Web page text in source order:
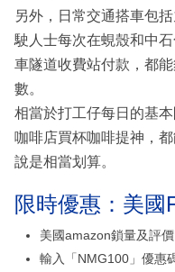
另外，日常交通搭車包
駛人士每次在蜆殼和中
車隧道收費站付款，都
數。
相當於打工仔每日的基
咖啡店買杯咖啡提神，
說是相當划算。
限時優惠：美國
美國amazon鎖量及評價
輸入「NMG100」優惠